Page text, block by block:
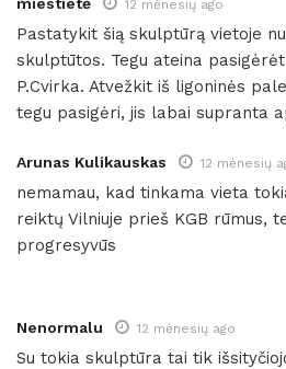
12 mėnesių ago
Pastatykit šią skulptūrą vietoje
skulptūtos. Tegu ateina
P.Cvirka. Atvežkit iš ligoninės
tegu pasigėri, jis labai supranta
Arunas Kulikauskas 12 mėnesių
nemamau, kad tinkama vieta
reiktų Vilniuje prieš KGB rūmus,
progresyvūs
Nenormalu 12 mėnesių ago
Su tokia skulptūra tai tik